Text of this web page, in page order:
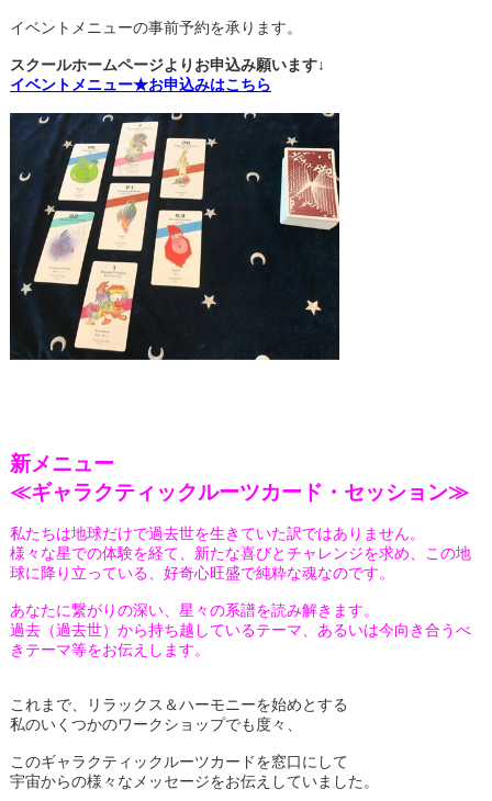
イベントメニューの事前予約を承ります。
スクールホームページよりお申込み願います↓
イベントメニュー★お申込みはこちら
新メニュー
≪ギャラクティックルーツカード・セッション≫
私たちは地球だけで過去世を生きていた訳ではありません。
様々な星での体験を経て、新たな喜びとチャレンジを求め、この地
球に降り立っている、好奇心旺盛で純粋な魂なのです。
あなたに繋がりの深い、星々の系譜を読み解きます。
過去（過去世）から持ち越しているテーマ、あるいは今向き合うべ
きテーマ等をお伝えします。
これまで、リラックス＆ハーモニーを始めとする
私のいくつかのワークショップでも度々、
このギャラクティックルーツカードを窓口にして
宇宙からの様々なメッセージをお伝えしていました。